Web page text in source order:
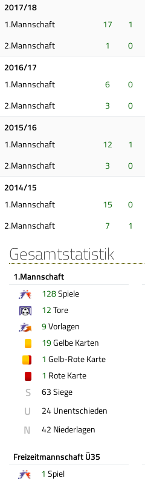
2017/18
1.Mannschaft
17 1
2.Mannschaft
1 0
2016/17
1.Mannschaft
6 0
2.Mannschaft
3 0
2015/16
1.Mannschaft
12 1
2.Mannschaft
3 0
2014/15
1.Mannschaft
15 0
2.Mannschaft
7 1
Gesamtstatistik
1.Mannschaft
128Spiele
12Tore
9Vorlagen
19Gelbe Karten
1 Gelb-Rote Karte
1 Rote Karte
S 63 Siege
U 24 Unentschieden
N 42 Niederlagen
Freizeitmannschaft Ü35
1 Spiel